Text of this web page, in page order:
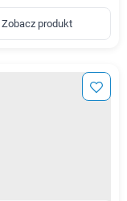
Zobacz produkt